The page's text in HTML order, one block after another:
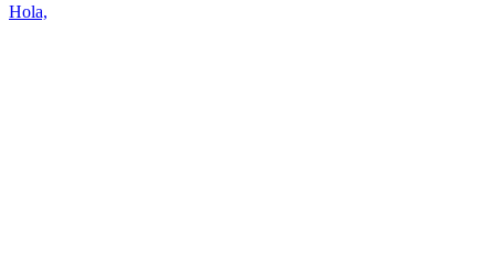
Hola,